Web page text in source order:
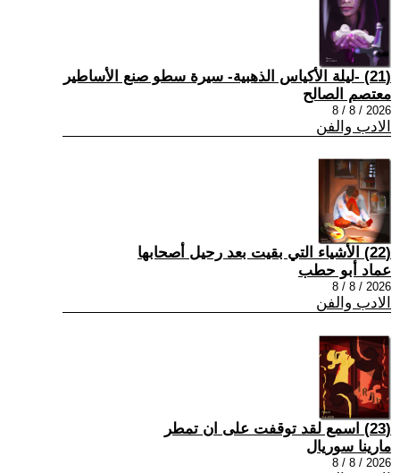
(21) -ليلة الأكياس الذهبية- سيرة سطو صنع الأساطير
معتصم الصالح
2026 / 8 / 8
الادب والفن
(22) الأشياء التي بقيت بعد رحيل أصحابها
عماد أبو حطب
2026 / 8 / 8
الادب والفن
(23) اسمع لقد توقفت على ان تمطر
مارينا سوريال
2026 / 8 / 8